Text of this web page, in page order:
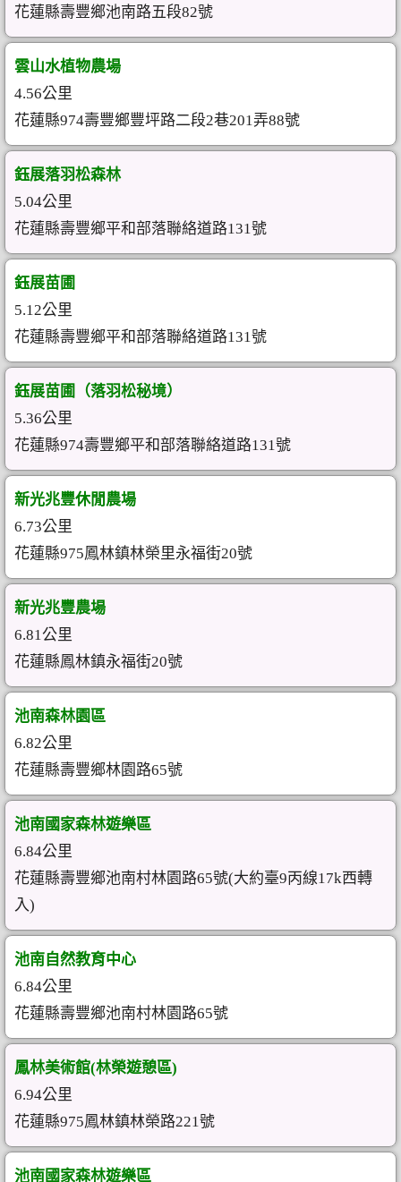
花蓮縣壽豐鄉池南路五段82號
雲山水植物農場
4.56公里
花蓮縣974壽豐鄉豐坪路二段2巷201弄88號
鈺展落羽松森林
5.04公里
花蓮縣壽豐鄉平和部落聯絡道路131號
鈺展苗圃
5.12公里
花蓮縣壽豐鄉平和部落聯絡道路131號
鈺展苗圃（落羽松秘境）
5.36公里
花蓮縣974壽豐鄉平和部落聯絡道路131號
新光兆豐休閒農場
6.73公里
花蓮縣975鳳林鎮林榮里永福街20號
新光兆豐農場
6.81公里
花蓮縣鳳林鎮永福街20號
池南森林園區
6.82公里
花蓮縣壽豐鄉林園路65號
池南國家森林遊樂區
6.84公里
花蓮縣壽豐鄉池南村林園路65號(大約臺9丙線17k西轉
入)
池南自然教育中心
6.84公里
花蓮縣壽豐鄉池南村林園路65號
鳳林美術館(林榮遊憩區)
6.94公里
花蓮縣975鳳林鎮林榮路221號
池南國家森林遊樂區